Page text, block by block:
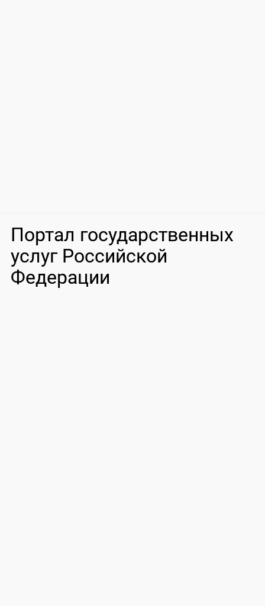
Портал государственных
услуг Российской
Федерации